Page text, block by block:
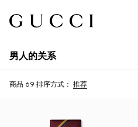
男人的关系
商品 69 排序方式： 推荐